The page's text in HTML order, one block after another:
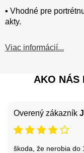
▪️ Vhodné pre
akty.
Viac informácií...
AKO NÁS
Overený zákazník
škoda, že nerobia do